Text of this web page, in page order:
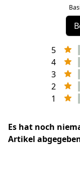
5
4
3
2
1
Es hat noch
Artikel